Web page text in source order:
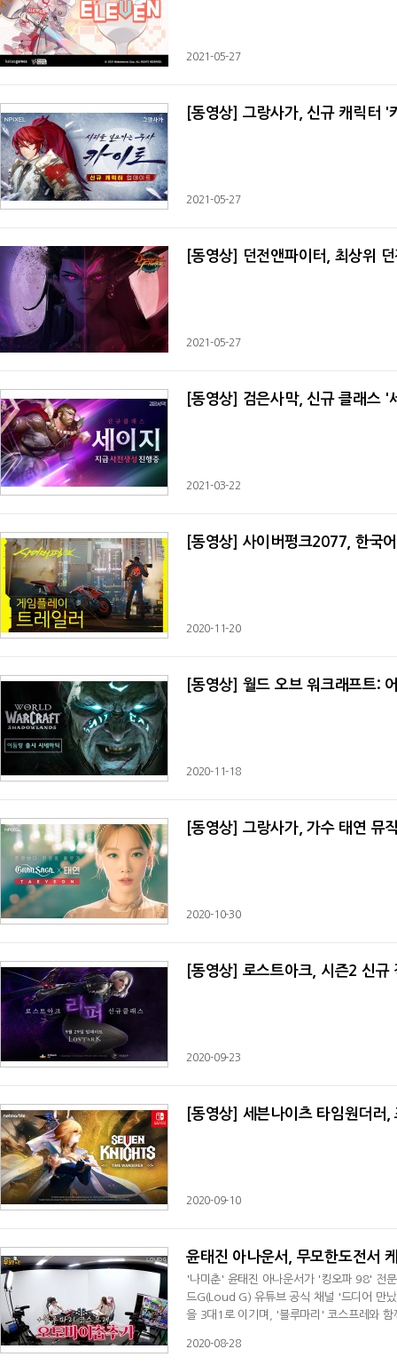
2021-05-27
[동영상] 그랑사가, 신규 캐릭터 '
2021-05-27
[동영상] 던전앤파이터, 최상위
2021-05-27
[동영상] 검은사막, 신규 클래스 '
2021-03-22
[동영상] 사이버펑크2077, 한국
2020-11-20
[동영상] 월드 오브 워크래프트:
2020-11-18
[동영상] 그랑사가, 가수 태연 뮤
2020-10-30
[동영상] 로스트아크, 시즌2 신규
2020-09-23
[동영상] 세븐나이츠 타임원더러,
2020-09-10
윤태진 아나운서, 무모한도전서
'나미춘' 윤태진 아나운서가 '킹오파 98' 전
드G(Loud G) 유튜브 공식 채널 '드디어 만
을 3대1로 이기며, '블루마리' 코스프레와
고, 케인은 핸디캡 5개와 함께 10연승을 해
2020-08-28